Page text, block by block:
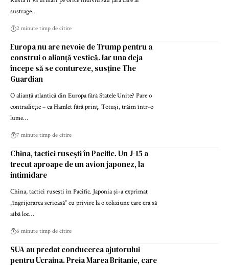
sustrage…
2 minute timp de citire
Europa nu are nevoie de Trump pentru a
construi o alianță vestică. Iar una deja
începe să se contureze, susține The
Guardian
O alianță atlantică din Europa fără Statele Unite? Pare o
contradicție – ca Hamlet fără prinț. Totuși, trăim într-o
lume…
7 minute timp de citire
China, tactici rusești în Pacific. Un J-15 a
trecut aproape de un avion japonez, la
intimidare
China, tactici rusești în Pacific. Japonia și-a exprimat
„îngrijorarea serioasă” cu privire la o coliziune care era să
aibă loc…
6 minute timp de citire
SUA au predat conducerea ajutorului
pentru Ucraina. Preia Marea Britanie, care